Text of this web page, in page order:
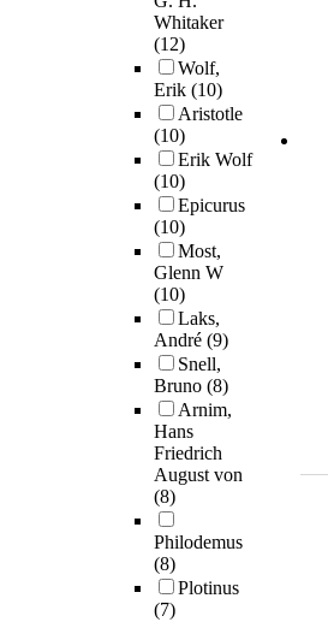
Whitaker
(12)
Wolf,
Erik (10)
Aristotle
(10)
Erik Wolf
(10)
Epicurus
(10)
Most,
Glenn W
(10)
Laks,
André (9)
Snell,
Bruno (8)
Arnim,
Hans
Friedrich
August von
(8)
Philodemus
(8)
Plotinus
(7)